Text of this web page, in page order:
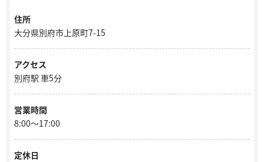
住所
大分県別府市上原町7-15
アクセス
別府駅 車5分
営業時間
8:00～17:00
定休日